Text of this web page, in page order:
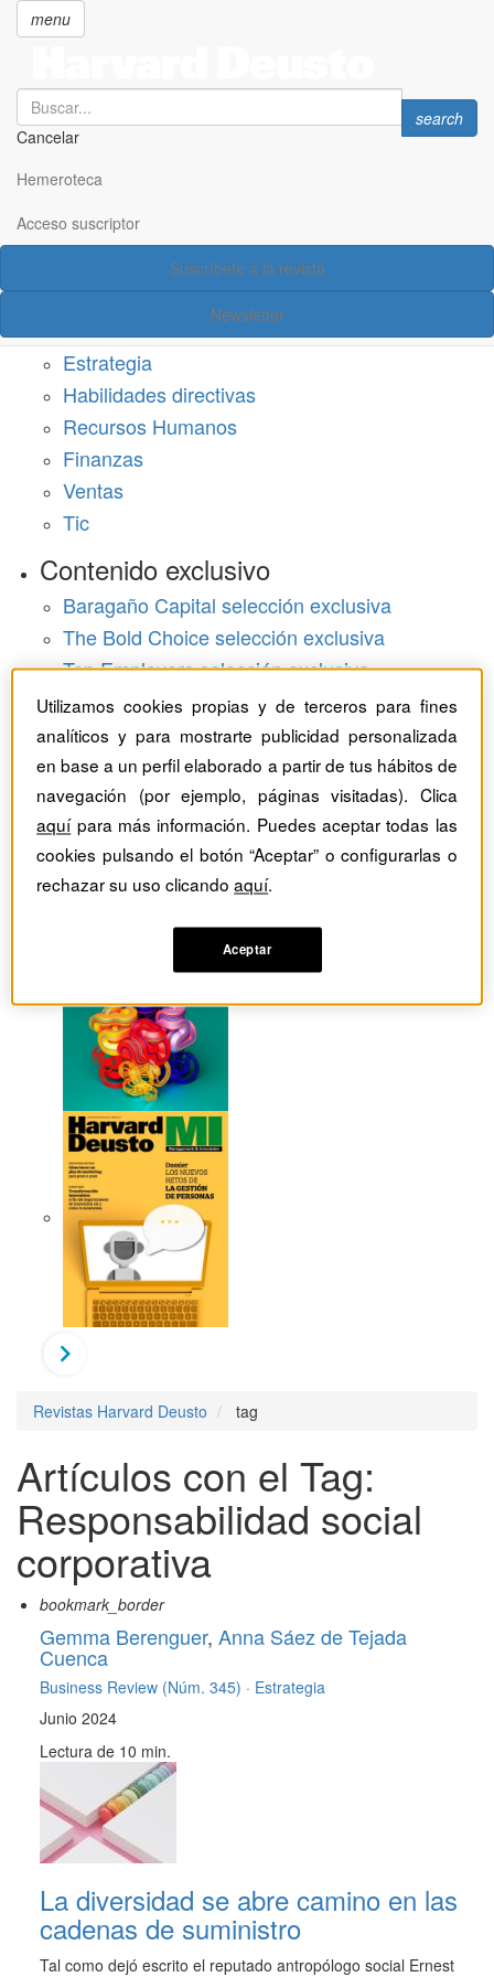
principal
menu
Search
Cancelar
Search
search
Hemeroteca
Acceso suscriptor
Suscríbete a la revista
Newsletter
Acceso suscriptor
Estrategia
Habilidades directivas
Recursos Humanos
Finanzas
Ventas
Tic
Contenido exclusivo
Baragaño Capital selección exclusiva
The Bold Choice selección exclusiva
Top Employers selección exclusiva
Hemeroteca
Monográficos
Dossieres
Revistas del mes
Revistas Harvard Deusto tag
Artículos con el Tag:
Responsabilidad social
corporativa
bookmark_border
Gemma Berenguer, Anna Sáez de Tejada
Cuenca
Business Review (Núm. 345) · Estrategia
Junio 2024
Lectura de 10 min.
La diversidad se abre camino en las
cadenas de suministro
Tal como dejó escrito el reputado antropólogo social Ernest
Utilizamos cookies propias y de terceros para fines
analíticos y para mostrarte publicidad personalizada
en base a un perfil elaborado a partir de tus hábitos de
navegación (por ejemplo, páginas visitadas). Clica
aquípara más información. Puedes aceptar todas las
cookies pulsando el botón “Aceptar” o configurarlas o
rechazar su uso clicandoaquí.
Aceptar